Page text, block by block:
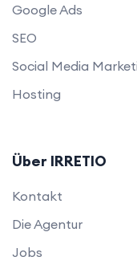
Google Ads
SEO
Social Media
Hosting
Über IRRETIO
Kontakt
Die Agentur
Jobs